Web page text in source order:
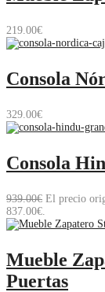
219.00€
Consola
329.00€
Consola
939.00€ El precio
837.00€.
Mueble
Puertas